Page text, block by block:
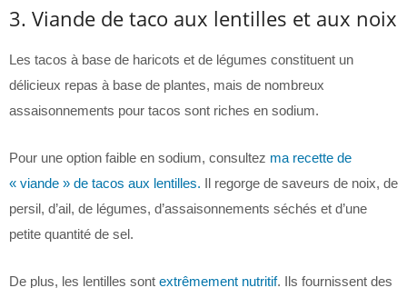
3. Viande de taco aux lentilles et aux noix
Les tacos à base de haricots et de légumes constituent un
délicieux repas à base de plantes, mais de nombreux
assaisonnements pour tacos sont riches en sodium.
Pour une option faible en sodium, consultez ma recette de
« viande » de tacos aux lentilles. Il regorge de saveurs de noix, de
persil, d’ail, de légumes, d’assaisonnements séchés et d’une
petite quantité de sel.
De plus, les lentilles sont extrêmement nutritif. Ils fournissent des